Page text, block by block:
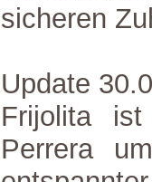
sicheren
Update
Frijolita
Perrera